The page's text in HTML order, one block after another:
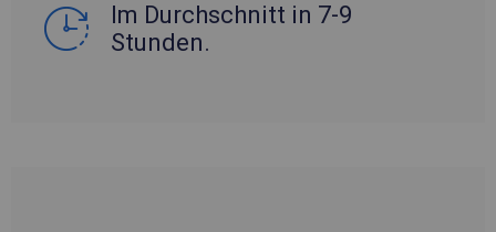
Im Durchschnitt in 7-9
Stunden.